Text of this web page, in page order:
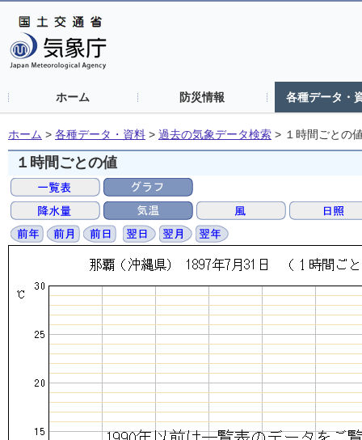
ホーム 防災情報 各種データ・
ホーム > 各種データ・資料 > 過去の気象データ検索 > １時間ごとの
１時間ごとの値